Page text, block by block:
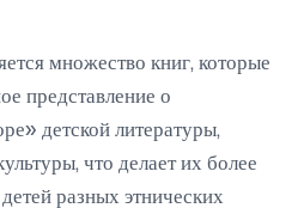
множество книг, которые
представление о
детской литературы,
что делает их более
разных этнических